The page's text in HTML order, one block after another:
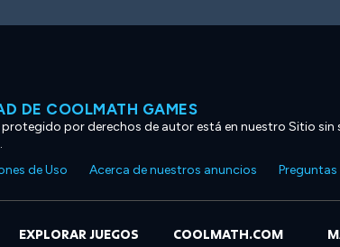
DE COOLMATH GAMES
por derechos de autor está en nuestro Sitio sin
.
de Uso Acerca de nuestros anuncios
EXPLORAR JUEGOS COOLMATH.COM